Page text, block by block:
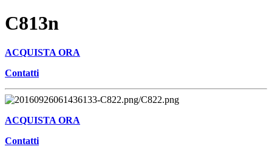
C813n
ACQUISTA ORA
Contatti
ACQUISTA ORA
Contatti